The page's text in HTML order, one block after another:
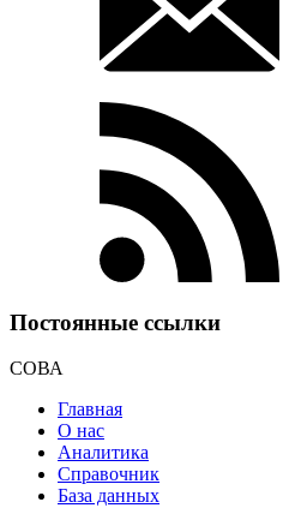
Постоянные ссылки
СОВА
Главная
О нас
Аналитика
Справочник
База данных